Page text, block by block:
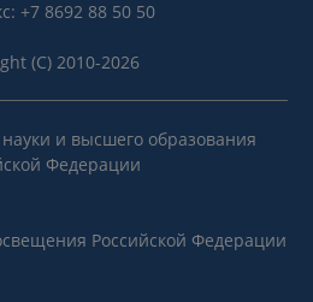
+7 8692 88 50 50
(C) 2010-2026
и высшего образования
Федерации
Российской Федерации